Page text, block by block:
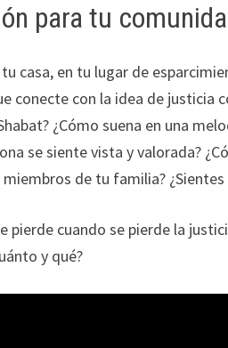
para tu
casa, en tu lugar de
conecte con la idea de justicia
¿Cómo suena en una
se siente vista y valorada?
de tu familia?
pierde cuando se pierde la
y qué?